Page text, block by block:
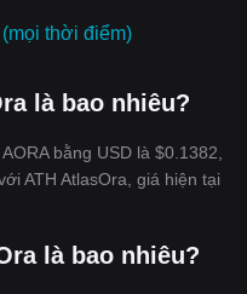
thời điểm)
là bao nhiêu?
bằng USD là $0.1382,
ATH AtlasOra, giá hiện tại
là bao nhiêu?